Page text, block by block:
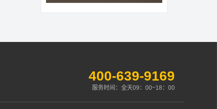
400-639-9169
服务时间：全天09：00~18：00